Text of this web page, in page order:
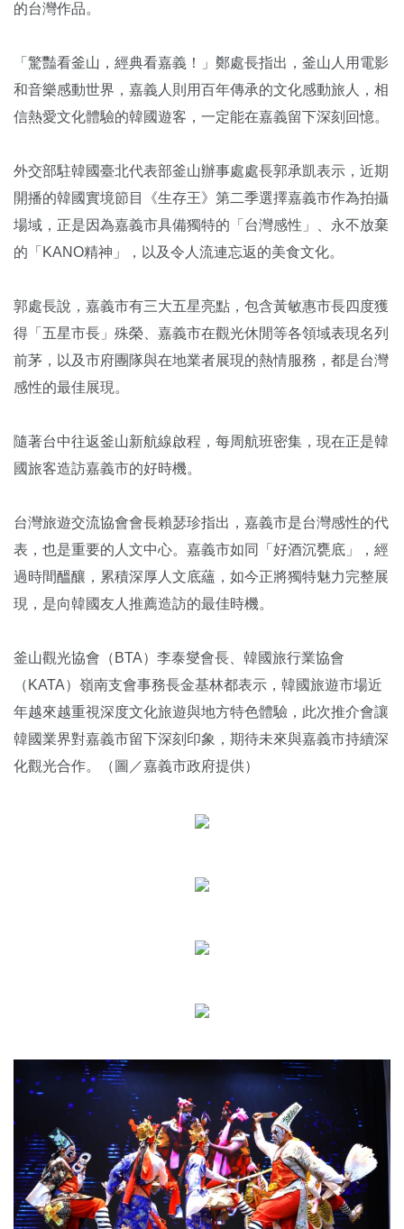
的台灣作品。
「驚豔看釜山，經典看嘉義！」鄭處長指出，釜山人用電影
和音樂感動世界，嘉義人則用百年傳承的文化感動旅人，相
信熱愛文化體驗的韓國遊客，一定能在嘉義留下深刻回憶。
外交部駐韓國臺北代表部釜山辦事處處長郭承凱表示，近期
開播的韓國實境節目《生存王》第二季選擇嘉義市作為拍攝
場域，正是因為嘉義市具備獨特的「台灣感性」、永不放棄
的「KANO精神」，以及令人流連忘返的美食文化。
郭處長說，嘉義市有三大五星亮點，包含黃敏惠市長四度獲
得「五星市長」殊榮、嘉義市在觀光休閒等各領域表現名列
前茅，以及市府團隊與在地業者展現的熱情服務，都是台灣
感性的最佳展現。
隨著台中往返釜山新航線啟程，每周航班密集，現在正是韓
國旅客造訪嘉義市的好時機。
台灣旅遊交流協會會長賴瑟珍指出，嘉義市是台灣感性的代
表，也是重要的人文中心。嘉義市如同「好酒沉甕底」，經
過時間醞釀，累積深厚人文底蘊，如今正將獨特魅力完整展
現，是向韓國友人推薦造訪的最佳時機。
釜山觀光協會（BTA）李泰燮會長、韓國旅行業協會
（KATA）嶺南支會事務長金基林都表示，韓國旅遊市場近
年越來越重視深度文化旅遊與地方特色體驗，此次推介會讓
韓國業界對嘉義市留下深刻印象，期待未來與嘉義市持續深
化觀光合作。（圖／嘉義市政府提供）